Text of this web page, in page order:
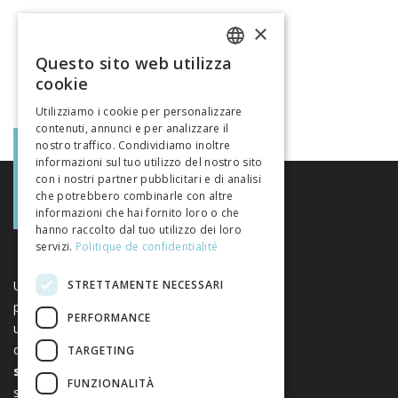
Una piattaforma unica per i libri e le riviste
pubblicati dagli editori svizzeri di scienze
umane e sociali. Libreo.ch è di proprietà
dell’ Associazione svizzera degli editori di
scienze umane e sociali
senza scopo di lucro. www.editeurssuisses.ch
FRENCH
×
Questo sito web utilizza
cookie
Utilizziamo i cookie per personalizzare
contenuti, annunci e per analizzare il
nostro traffico. Condividiamo inoltre
informazioni sul tuo utilizzo del nostro sito
con i nostri partner pubblicitari e di analisi
che potrebbero combinarle con altre
informazioni che hai fornito loro o che
hanno raccolto dal tuo utilizzo dei loro
servizi. Politique de confidentialité
STRETTAMENTE NECESSARI
PERFORMANCE
TARGETING
FUNZIONALITÀ